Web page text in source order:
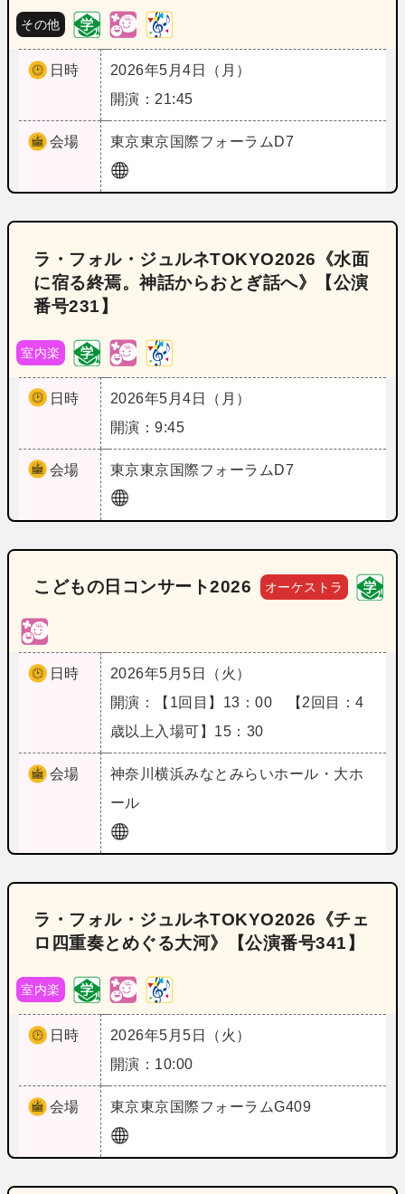
その他
日時
2026年5月4日（月）
開演：21:45
会場 東京東京国際フォーラムD7
ラ・フォル・ジュルネTOKYO2026《水面
に宿る終焉。神話からおとぎ話へ》【公演
番号231】
室内楽
日時
2026年5月4日（月）
開演：9:45
会場 東京東京国際フォーラムD7
こどもの日コンサート2026 オーケストラ
日時
2026年5月5日（火）
開演：【1回目】13：00 【2回目：4
歳以上入場可】15：30
会場 神奈川横浜みなとみらいホール・大ホ
ール
ラ・フォル・ジュルネTOKYO2026《チェ
ロ四重奏とめぐる大河》【公演番号341】
室内楽
日時
2026年5月5日（火）
開演：10:00
会場 東京東京国際フォーラムG409